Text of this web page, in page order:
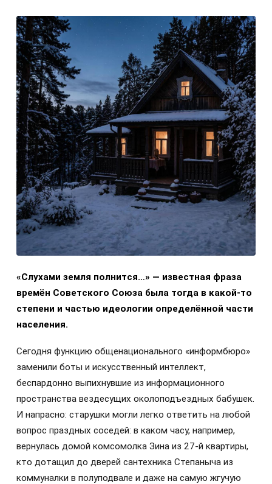
«Слухами земля полнится…» — известная фраза
времён Советского Союза была тогда в какой-то
степени и частью идеологии определённой части
населения.
Сегодня функцию общенационального «информбюро»
заменили боты и искусственный интеллект,
беспардонно выпихнувшие из информационного
пространства вездесущих околоподъездных бабушек.
И напрасно: старушки могли легко ответить на любой
вопрос праздных соседей: в каком часу, например,
вернулась домой комсомолка Зина из 27-й квартиры,
кто дотащил до дверей сантехника Степаныча из
коммуналки в полуподвале и даже на самую жгучую